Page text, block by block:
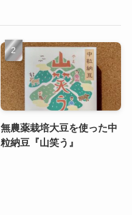
無農薬栽培大豆を使った中
粒納豆『山笑う』